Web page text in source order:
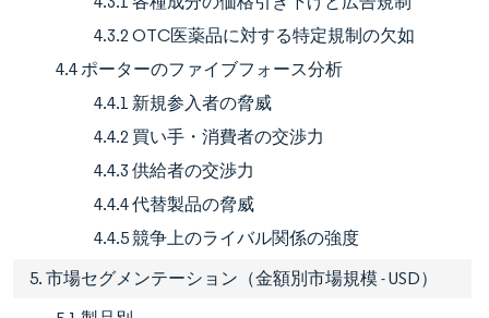
4.3.2 OTC医薬品に対する特定規制の欠如
4.4 ポーターのファイブフォース分析
4.4.1 新規参入者の脅威
4.4.2 買い手・消費者の交渉力
4.4.3 供給者の交渉力
4.4.4 代替製品の脅威
4.4.5 競争上のライバル関係の強度
5. 市場セグメンテーション（金額別市場規模 - USD）